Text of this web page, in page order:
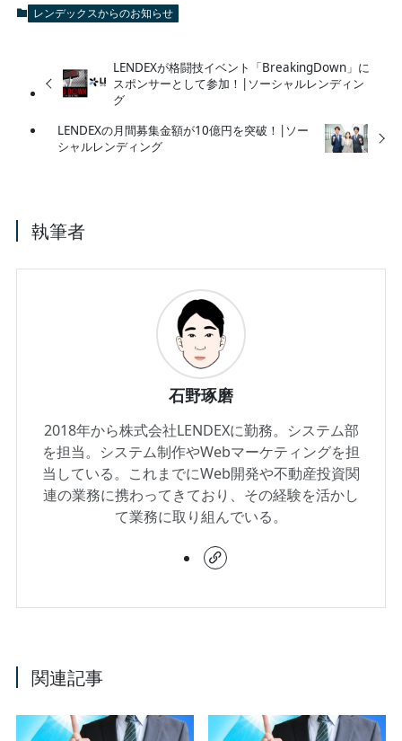
レンデックスからのお知らせ
LENDEXが格闘技イベント「BreakingDown」に
スポンサーとして参加！|ソーシャルレンディン
グ
LENDEXの月間募集金額が10億円を突破！|ソー
シャルレンディング
執筆者
石野琢磨
2018年から株式会社LENDEXに勤務。システム部
を担当。システム制作やWebマーケティングを担
当している。これまでにWeb開発や不動産投資関
連の業務に携わってきており、その経験を活かし
て業務に取り組んでいる。
関連記事